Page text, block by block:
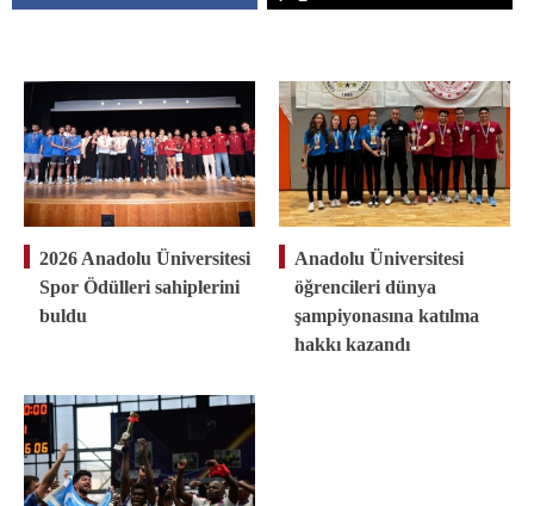
2026 Anadolu Üniversitesi
Spor Ödülleri sahiplerini
buldu
Anadolu Üniversitesi
öğrencileri dünya
şampiyonasına katılma
hakkı kazandı